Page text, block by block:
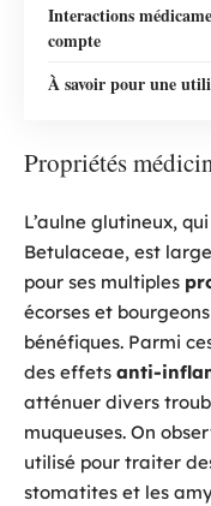
Interactions
compte
À savoir pour une
Propriétés
L’aulne glutineux,
Betulaceae, est
pour ses multiples
écorses et
bénéfiques. Parmi
des effets anti-
atténuer divers
muqueuses. On
utilisé pour traiter
stomatites et les